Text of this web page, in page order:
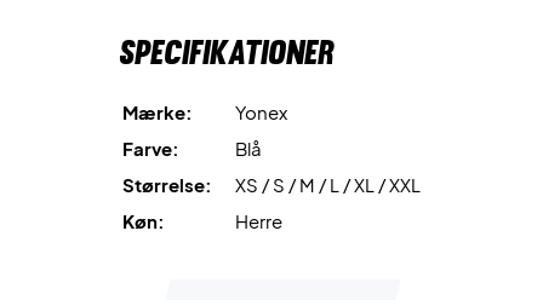
Specifikationer
Mærke:
Yonex
Farve:
Blå
Størrelse:
XS / S / M / L / XL / XXL
Køn:
Herre